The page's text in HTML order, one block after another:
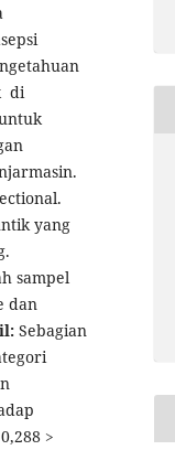
di
yang
sampel
dan
Sebagian
0,288 >